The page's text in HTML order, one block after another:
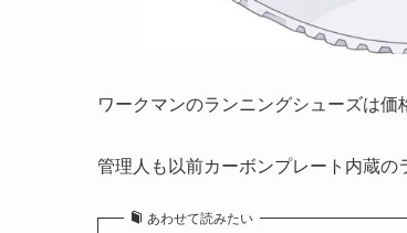
ワークマンのランニングシューズは価
管理人も以前カーボンプレート内蔵の
あわせて読みたい